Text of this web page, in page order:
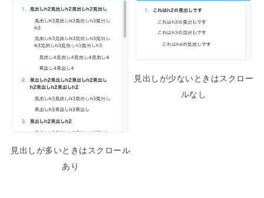
見出しが多いときはスクロール
あり
見出しが少ないときはスクロー
ルなし